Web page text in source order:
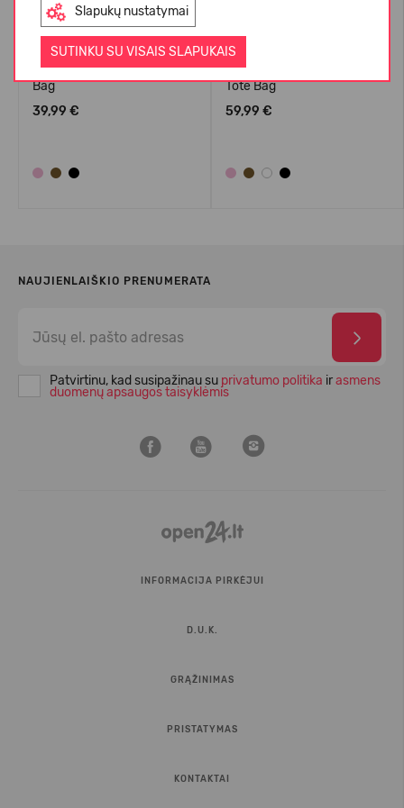
Slapukų nustatymai
SUTINKU SU VISAIS SLAPUKAIS
Crocs™ Classic Small Tote
Bag
39,99 €
Crocs™ Classic Medium
Tote Bag
59,99 €
NAUJIENLAIŠKIO PRENUMERATA
Patvirtinu, kad susipažinau su privatumo politika irasmens
duomenų apsaugos taisyklėmis
INFORMACIJA PIRKĖJUI
D.U.K.
GRĄŽINIMAS
PRISTATYMAS
KONTAKTAI